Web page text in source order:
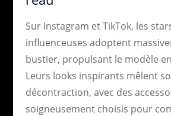
Sur Instagram et TikTok, les
influenceuses adoptent
bustier, propulsant le modèle
Leurs looks inspirants mêlent
décontraction, avec des
soigneusement choisis pour